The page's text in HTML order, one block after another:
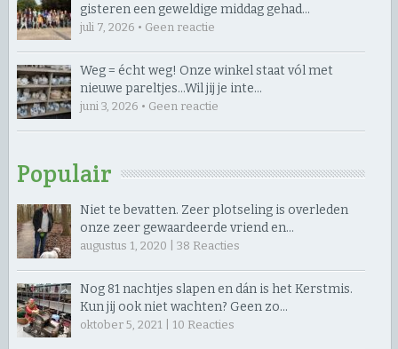
gisteren een geweldige middag gehad…
juli 7, 2026 • Geen reactie
Weg = écht weg! Onze winkel staat vól met
nieuwe pareltjes… ​Wil jij je inte…
juni 3, 2026 • Geen reactie
Populair
Niet te bevatten. Zeer plotseling is overleden
onze zeer gewaardeerde vriend en…
augustus 1, 2020 | 38 Reacties
Nog 81 nachtjes slapen en dán is het Kerstmis.
Kun jij ook niet wachten? Geen zo…
oktober 5, 2021 | 10 Reacties